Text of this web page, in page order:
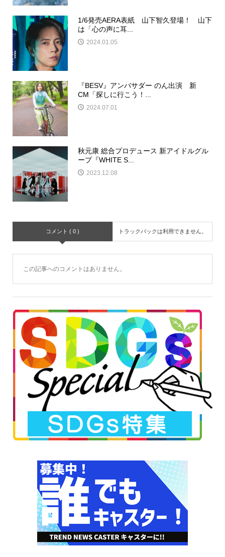
1/6発売AERA表紙 山下智久登場！ 山下
は「心の声に耳...
2024.01.05
『BESV』アンバサダー のん出演 新
CM「探しに行こう！...
2024.07.01
秋元康 総合プロデュース 新アイドルグル
ープ『WHITE S...
2023.12.08
コメント ( 0 ) トラックバックは利用できません。
この記事へのコメントはありません。